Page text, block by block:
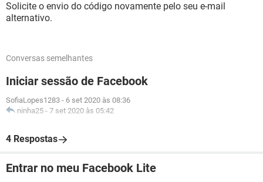
Solicite o envio do código novamente pelo seu e-mail
alternativo.
Conversas semelhantes
Iniciar sessão de Facebook
SofiaLopes1283 - 6 set 2020 às 08:36
ninha25 - 7 set 2020 às 05:42
4 Respostas
Entrar no meu Facebook Lite